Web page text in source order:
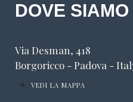
DOVE SIAMO
Via Desman, 418
Borgoricco - Padova -
VEDI LA MAPPA